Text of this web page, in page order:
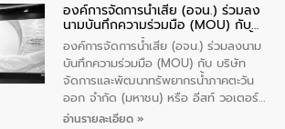
ชุมชนและการบำบัดน้ำเสียเบื้องต้น ให้กับ
นักเรียนชั้นประถมศึกษาปีที่ 5 โรงเรียน
เทศบาล 1 (พะเยาประชานุกูล) จำนวน 30
คน
องค์การจัดการน้ำเสีย (อจน.) ร่วมลง
นามบันทึกความร่วมมือ (MOU) กับ
บริษัท จัดการและพัฒนาทรัพยากรน้ำ
ภาคตะวันออก จำกัด (มหาชน) หรือ อีส
ท์ วอเตอร์
องค์การจัดการน้ำเสีย (อจน.) ร่วมลงนาม
บันทึกความร่วมมือ (MOU) กับ บริษัท
จัดการและพัฒนาทรัพยากรน้ำภาคตะวัน
ออก จำกัด (มหาชน) หรือ อีสท์ วอเตอร์
เมื่อวันอังคารที่ 4 สิงหาคม 2569 ณ ห้อง
อ่านรายละเอียด »